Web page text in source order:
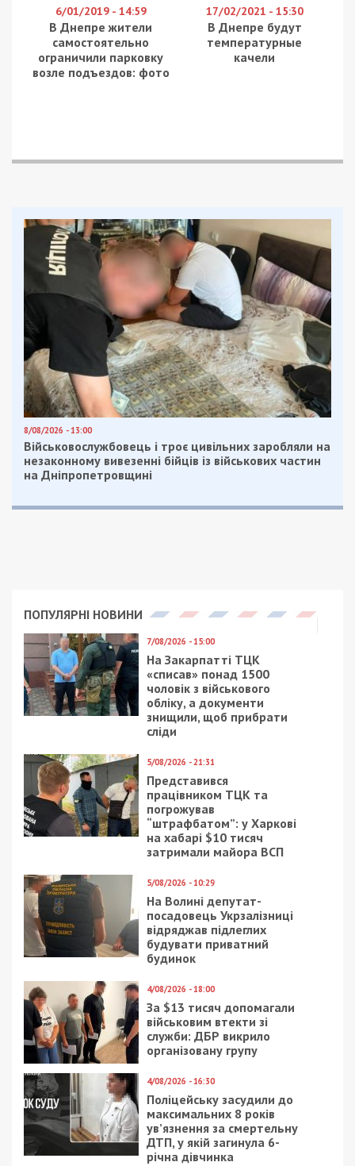
6/01/2019 - 14:59
В Днепре жители
самостоятельно
ограничили парковку
возле подъездов: фото
17/02/2021 - 15:30
В Днепре будут
температурные
качели
8/08/2026 - 13:00
Військовослужбовець і троє цивільних заробляли на
незаконному вивезенні бійців із військових частин
на Дніпропетровщині
ПОПУЛЯРНІ НОВИНИ
7/08/2026 - 15:00
На Закарпатті ТЦК
«списав» понад 1500
чоловік з військового
обліку, а документи
знищили, щоб прибрати
сліди
5/08/2026 - 21:31
Представився
працівником ТЦК та
погрожував
“штрафбатом”: у Харкові
на хабарі $10 тисяч
затримали майора ВСП
5/08/2026 - 10:29
На Волині депутат-
посадовець Укрзалізниці
відряджав підлеглих
будувати приватний
будинок
4/08/2026 - 18:00
За $13 тисяч допомагали
військовим втекти зі
служби: ДБР викрило
організовану групу
4/08/2026 - 16:30
Поліцейську засудили до
максимальних 8 років
ув’язнення за смертельну
ДТП, у якій загинула 6-
річна дівчинка